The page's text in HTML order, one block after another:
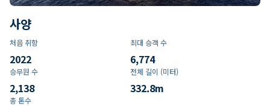
사양
처음 취항
2022
최대 승객 수
6,774
승무원 수
2,138
전체 길이 (미터)
332.8m
총 톤수